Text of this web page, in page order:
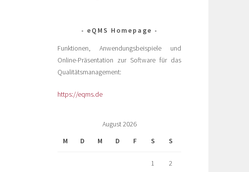
eQMS Homepage
Funktionen, Anwendungsbeispiele und
Online-Präsentation zur Software für das
Qualitätsmanagement:
https://eqms.de
August 2026
M
D M D F S S
1 2